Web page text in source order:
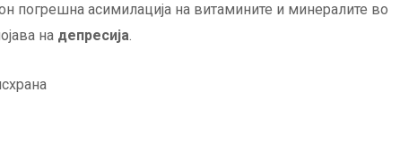
погрешна асимилација на витамините и минералите во
на депресија.